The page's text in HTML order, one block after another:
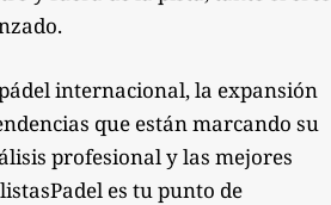
internacional, la expansión
que están marcando su
profesional y las mejores
es tu punto de